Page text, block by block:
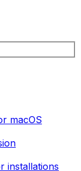
macOS
installations